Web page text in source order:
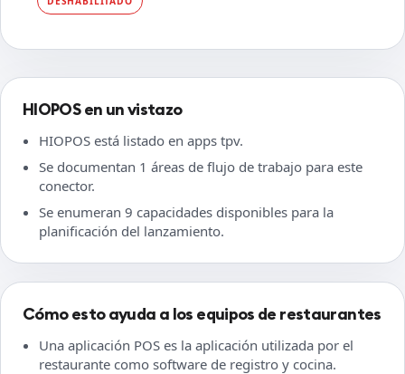
HIOPOS en un vistazo
HIOPOS está listado en apps tpv.
Se documentan 1 áreas de flujo de trabajo para este
conector.
Se enumeran 9 capacidades disponibles para la
planificación del lanzamiento.
Cómo esto ayuda a los equipos de restaurantes
Una aplicación POS es la aplicación utilizada por el
restaurante como software de registro y cocina.